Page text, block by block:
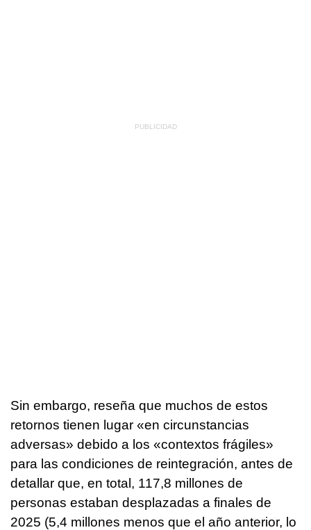
Sin embargo, reseña que muchos de estos
retornos tienen lugar «en circunstancias
adversas» debido a los «contextos frágiles»
para las condiciones de reintegración, antes de
detallar que, en total, 117,8 millones de
personas estaban desplazadas a finales de
2025 (5,4 millones menos que el año anterior, lo